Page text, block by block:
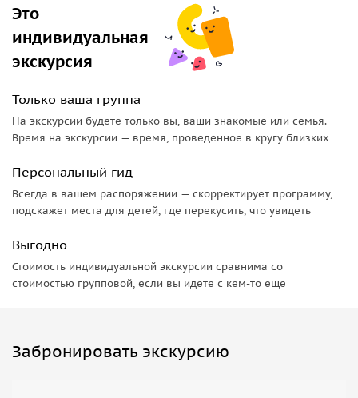
установить контакт. За 5 часов вы получите не только
яркие впечатления и красивые фотографии, но и
ощущение, что Нью-Йорк стал вам ближе и роднее. Это не
просто экскурсия — это личная история знакомства с
миру.
Это
индивидуальная
экскурсия
Только ваша группа
На экскурсии будете только вы, ваши знакомые или семья.
Время на экскурсии — время, проведенное в кругу близких
Персональный гид
Всегда в вашем распоряжении — скорректирует программу,
подскажет места для детей, где перекусить, что увидеть
Выгодно
Стоимость индивидуальной экскурсии сравнима со
стоимостью групповой, если вы идете с кем-то еще
Забронировать экскурсию